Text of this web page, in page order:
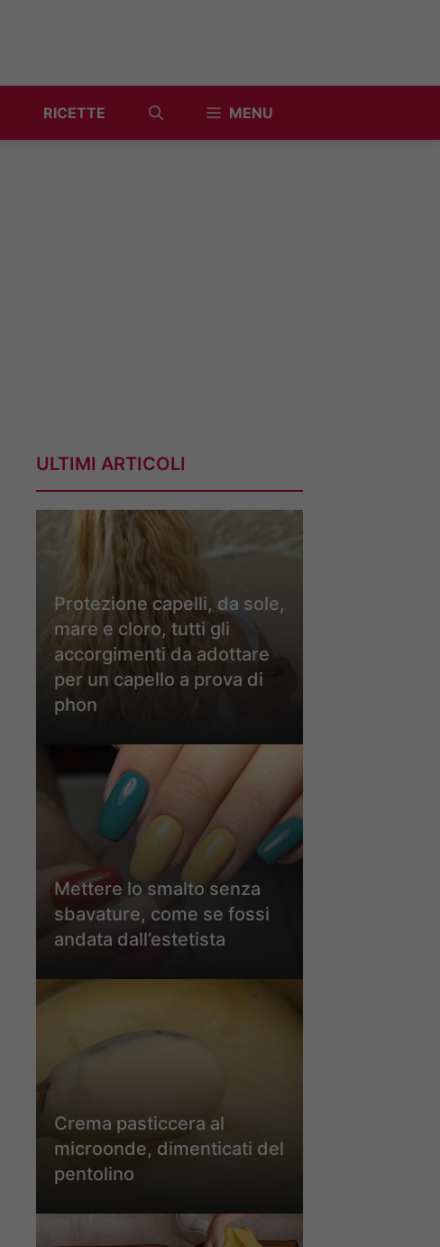
RICETTE MENU
ULTIMI ARTICOLI
Protezione capelli, da sole,
mare e cloro, tutti gli
accorgimenti da adottare
per un capello a prova di
phon
Mettere lo smalto senza
sbavature, come se fossi
andata dall’estetista
Crema pasticcera al
microonde, dimenticati del
pentolino